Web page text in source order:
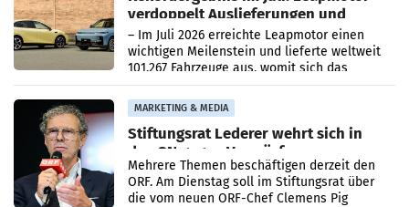
verdoppelt Auslieferungen und
überschreitet die 100.000er-Marke
– Im Juli 2026 erreichte Leapmotor einen
wichtigen Meilenstein und lieferte weltweit
101.267 Fahrzeuge aus, womit sich das
Ergebnis gegenüber Juli 2025 mehr als
verdoppelte (+102
MARKETING & MEDIA
Stiftungsrat Lederer wehrt sich in
den SN gegen Vorwürfe
Mehrere Themen beschäftigen derzeit den
ORF. Am Dienstag soll im Stiftungsrat über
die vom neuen ORF-Chef Clemens Pig